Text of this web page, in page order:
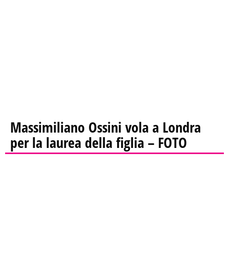
Massimiliano Ossini vola a Londra
per la laurea della figlia – FOTO